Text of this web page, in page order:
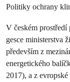
Politiky ochrany
V českém prostředí
gesce ministerstva
především z
energetického
2017), a z